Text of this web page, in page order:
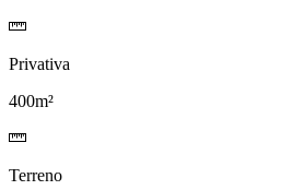
Privativa
400m²
Terreno